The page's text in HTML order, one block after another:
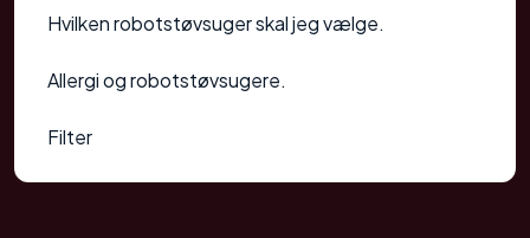
Hvilken robotstøvsuger skal jeg vælge.
Allergi og robotstøvsugere.
Filter